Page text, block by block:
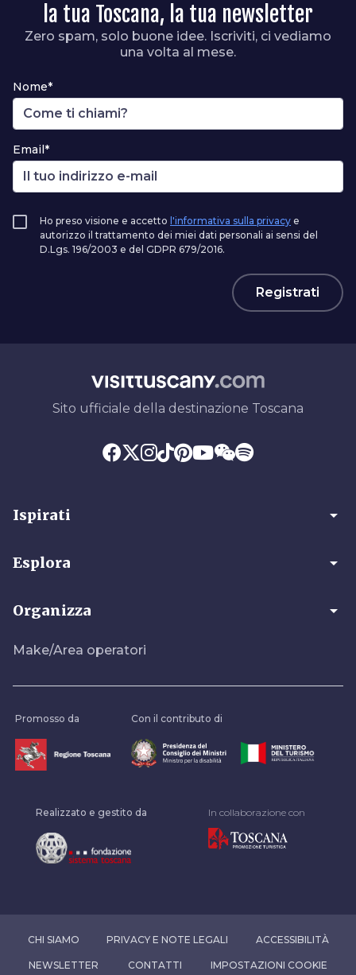
la tua Toscana, la tua newsletter
Zero spam, solo buone idee. Iscriviti, ci vediamo
una volta al mese.
Nome*
Email*
Ho preso visione e accetto l'informativa sulla privacy e
autorizzo il trattamento dei miei dati personali ai sensi del
D.Lgs. 196/2003 e del GDPR 679/2016.
Registrati
Sito ufficiale della destinazione Toscana
Ispirati arrow_drop_down
Esplora arrow_drop_down
Organizza arrow_drop_down
Make/Area operatori
Promosso da Con il contributo di
Realizzato e gestito da In collaborazione con
CHI SIAMO PRIVACY E NOTE LEGALI ACCESSIBILITÀ
NEWSLETTER CONTATTI IMPOSTAZIONI COOKIE